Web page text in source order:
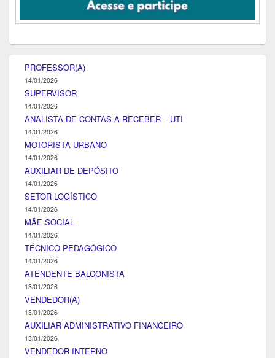
PROFESSOR(A)
14/01/2026
SUPERVISOR
14/01/2026
ANALISTA DE CONTAS A RECEBER – UTI
14/01/2026
MOTORISTA URBANO
14/01/2026
AUXILIAR DE DEPÓSITO
14/01/2026
SETOR LOGÍSTICO
14/01/2026
MÃE SOCIAL
14/01/2026
TÉCNICO PEDAGÓGICO
14/01/2026
ATENDENTE BALCONISTA
13/01/2026
VENDEDOR(A)
13/01/2026
AUXILIAR ADMINISTRATIVO FINANCEIRO
13/01/2026
VENDEDOR INTERNO